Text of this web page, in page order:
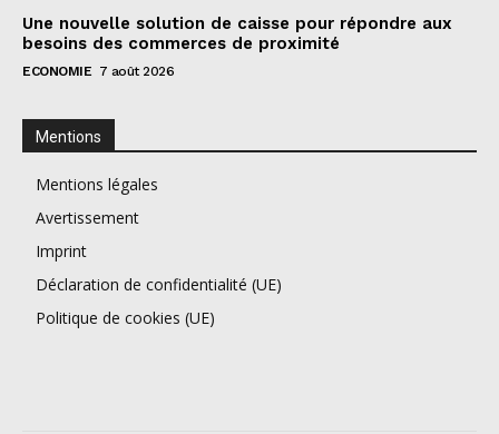
Une nouvelle solution de caisse pour répondre aux
besoins des commerces de proximité
ECONOMIE 7 août 2026
Mentions
Mentions légales
Avertissement
Imprint
Déclaration de confidentialité (UE)
Politique de cookies (UE)